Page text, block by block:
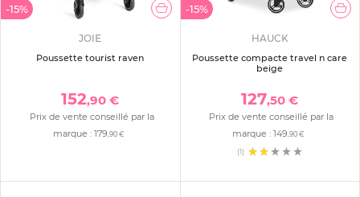
-15%
JOIE
Poussette tourist raven
152,90 €
Prix de vente conseillé par la
marque : 179 ,90 €
-15%
HAUCK
Poussette compacte travel n care
beige
127,50 €
Prix de vente conseillé par la
marque : 149 ,90 €
(1)